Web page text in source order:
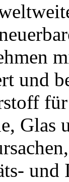
und
Glas
und